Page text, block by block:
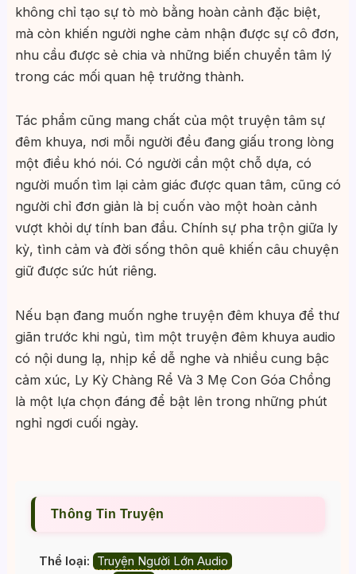
không chỉ tạo sự tò mò bằng hoàn cảnh đặc biệt,
mà còn khiến người nghe cảm nhận được sự cô đơn,
nhu cầu được sẻ chia và những biến chuyển tâm lý
trong các mối quan hệ trưởng thành.
Tác phẩm cũng mang chất của một truyện tâm sự
đêm khuya, nơi mỗi người đều đang giấu trong lòng
một điều khó nói. Có người cần một chỗ dựa, có
người muốn tìm lại cảm giác được quan tâm, cũng có
người chỉ đơn giản là bị cuốn vào một hoàn cảnh
vượt khỏi dự tính ban đầu. Chính sự pha trộn giữa ly
kỳ, tình cảm và đời sống thôn quê khiến câu chuyện
giữ được sức hút riêng.
Nếu bạn đang muốn nghe truyện đêm khuya để thư
giãn trước khi ngủ, tìm một truyện đêm khuya audio
có nội dung lạ, nhịp kể dễ nghe và nhiều cung bậc
cảm xúc, Ly Kỳ Chàng Rể Và 3 Mẹ Con Góa Chồng
là một lựa chọn đáng để bật lên trong những phút
nghỉ ngơi cuối ngày.
Thông Tin Truyện
Thể loại: Truyện Người Lớn Audio